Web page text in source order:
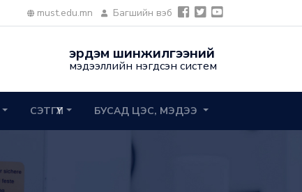
must.edu.mn Багшийн вэб
эрдэм шинжилгээний
мэдээллийн нэгдсэн систем
СЭТГҮҮЛ БУСАД ЦЭС, МЭДЭЭ